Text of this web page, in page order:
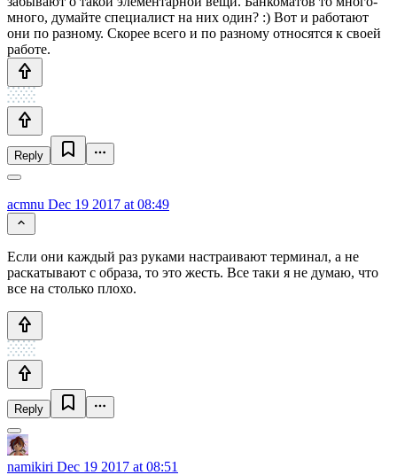
много, думайте специалист на них один? :) Вот и работают
они по разному. Скорее всего и по разному относятся к своей
работе.
Reply
acmnu Dec 19 2017 at 08:49
Если они каждый раз руками настраивают терминал, а не
раскатывают с образа, то это жесть. Все таки я не думаю, что
все на столько плохо.
Reply
namikiri Dec 19 2017 at 08:51